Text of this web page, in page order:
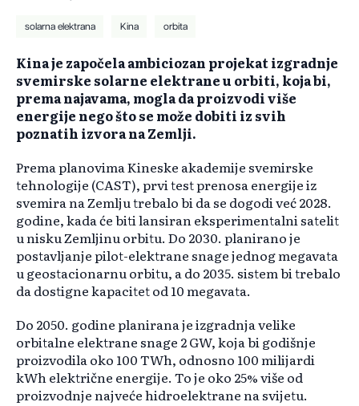
solarna elektrana Kina orbita
Kina je započela ambiciozan projekat izgradnje
svemirske solarne elektrane u orbiti, koja bi,
prema najavama, mogla da proizvodi više
energije nego što se može dobiti iz svih
poznatih izvora na Zemlji.
Prema planovima Kineske akademije svemirske
tehnologije (CAST), prvi test prenosa energije iz
svemira na Zemlju trebalo bi da se dogodi već 2028.
godine, kada će biti lansiran eksperimentalni satelit
u nisku Zemljinu orbitu. Do 2030. planirano je
postavljanje pilot-elektrane snage jednog megavata
u geostacionarnu orbitu, a do 2035. sistem bi trebalo
da dostigne kapacitet od 10 megavata.
Do 2050. godine planirana je izgradnja velike
orbitalne elektrane snage 2 GW, koja bi godišnje
proizvodila oko 100 TWh, odnosno 100 milijardi
kWh električne energije. To je oko 25% više od
proizvodnje najveće hidroelektrane na svijetu.